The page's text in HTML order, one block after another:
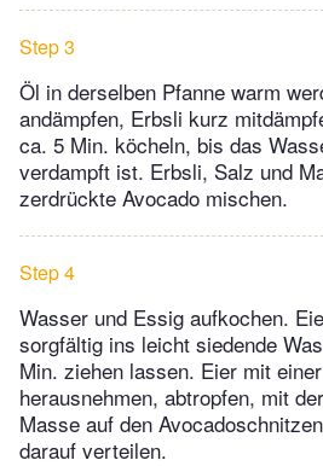
Step 3
Öl in derselben Pfanne warm
andämpfen, Erbsli kurz
ca. 5 Min. köcheln, bis das
verdampft ist. Erbsli, Salz und
zerdrückte Avocado mischen.
Step 4
Wasser und Essig aufkochen.
sorgfältig ins leicht siedende
Min. ziehen lassen. Eier mit
herausnehmen, abtropfen, mit
Masse auf den
darauf verteilen.